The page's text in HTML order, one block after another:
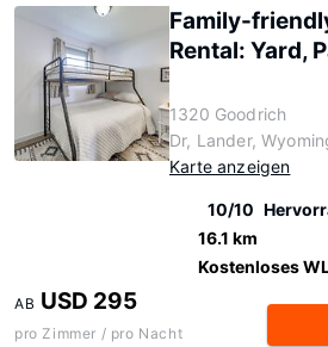
Family-
Rental: Yard,
1320 Goodrich
Dr, Lander,
Karte anzeigen
10/10
16.1 km
Kostenloses
AB USD 295
pro Zimmer / pro Nacht